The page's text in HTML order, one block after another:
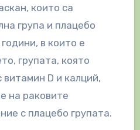
които са
група и плацебо
в които е
групата, която
D и калций,
на раковите
с плацебо групата.